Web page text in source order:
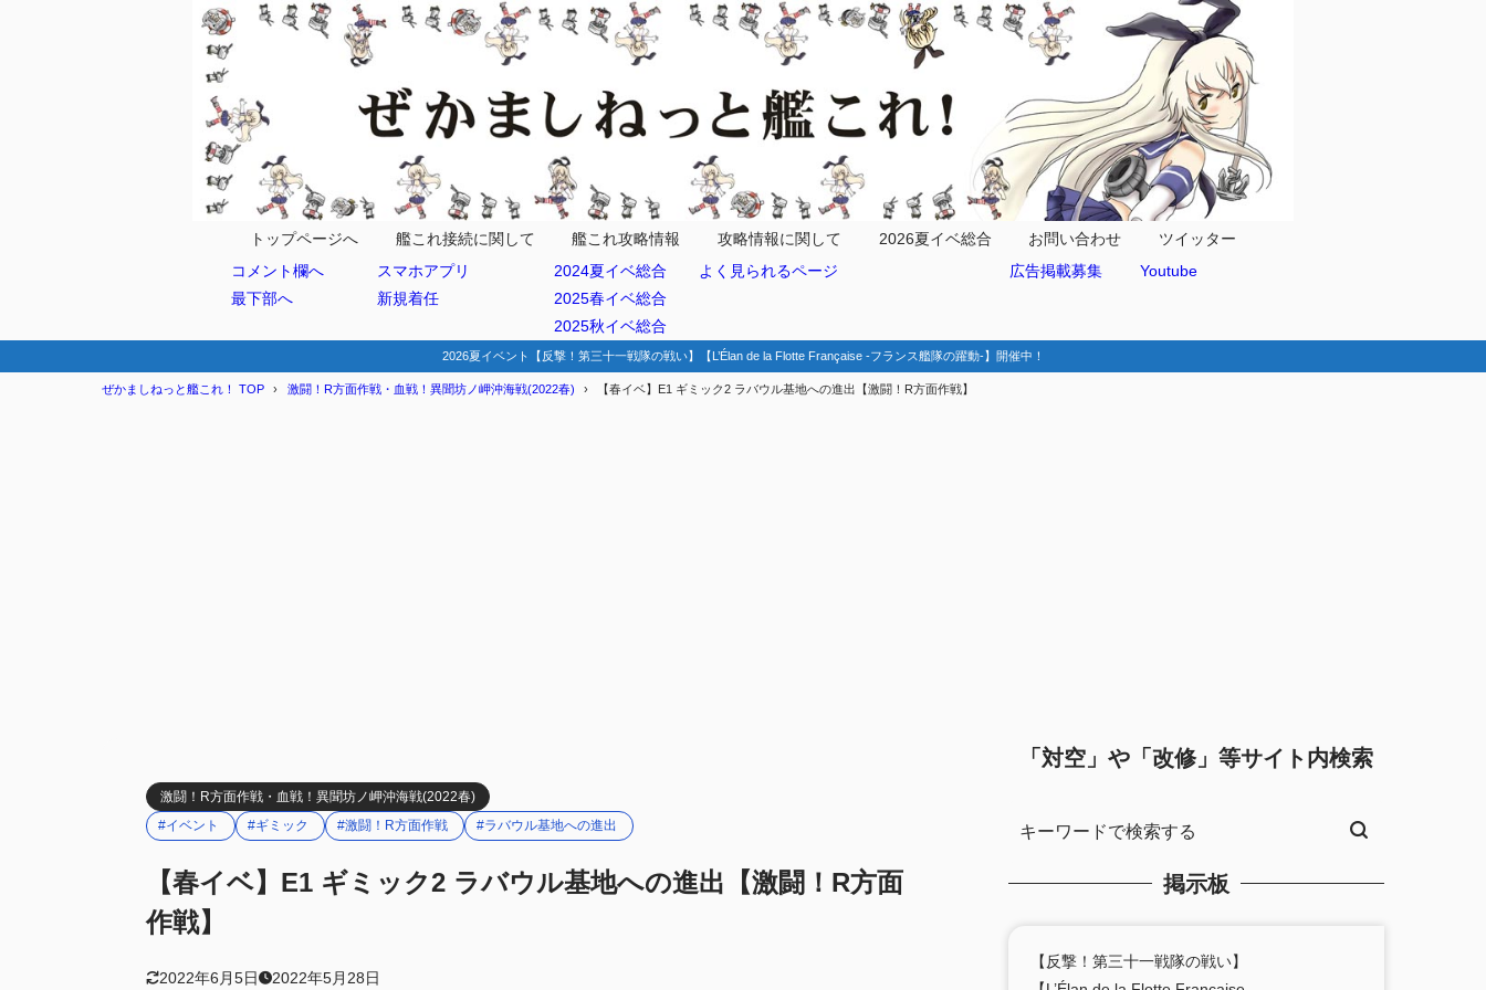
トップページへ
コメント欄へ
最下部へ
艦これ接続に関して
スマホアプリ
新規着任
艦これ攻略情報
2024夏イベ総合
2025春イベ総合
2025秋イベ総合
攻略情報に関して
よく見られるページ
2026夏イベ総合
お問い合わせ
広告掲載募集
ツイッター
Youtube
2026夏イベント【反撃！第三十一戦隊の戦い】【L’Élan de la Flotte Française -フランス艦隊の躍動-】開催中！
ぜかましねっと艦これ！ TOP 激闘！R方面作戦・血戦！異聞坊ノ岬沖海戦(2022春) 【春イベ】E1 ギミック2 ラバウル基地への進出【激闘！R方面作戦】
激闘！R方面作戦・血戦！異聞坊ノ岬沖海戦(2022春)
#イベント
#ギミック #激闘！R方面作戦 #ラバウル基地への進出
【春イベ】E1 ギミック2 ラバウル基地への進出【激闘！R方面
作戦】
2022年6月5日 2022年5月28日
「対空」や「改修」等サイト内検索
掲示板
【反撃！第三十一戦隊の戦い】
マップ情報
1.1 ギミック
1.2 敵編成
1.3 第一海域開放手順